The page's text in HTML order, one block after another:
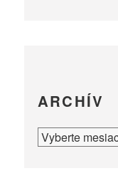
ARCHÍV
ARCHÍV